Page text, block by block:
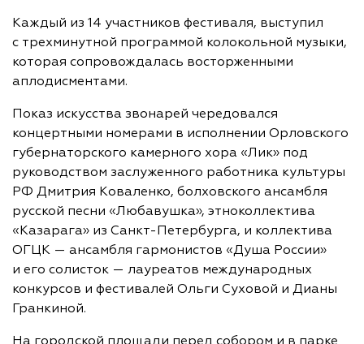
Каждый из 14 участников фестиваля, выступил
с трехминутной программой колокольной музыки,
которая сопровождалась восторженными
аплодисментами.
Показ искусства звонарей чередовался
концертными номерами в исполнении Орловского
губернаторского камерного хора «Лик» под
руководством заслуженного работника культуры
РФ Дмитрия Коваленко, болховского ансамбля
русской песни «Любавушка», этноколлектива
«Казарага» из Санкт-Петербурга, и коллектива
ОГЦК — ансамбля гармонистов «Душа России»
и его солисток — лауреатов международных
конкурсов и фестивалей Ольги Суховой и Дианы
Гранкиной.
На городской площади перед собором и в парке